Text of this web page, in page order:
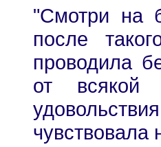
"Смотри на
после
проводила
от всякой
чувствовала